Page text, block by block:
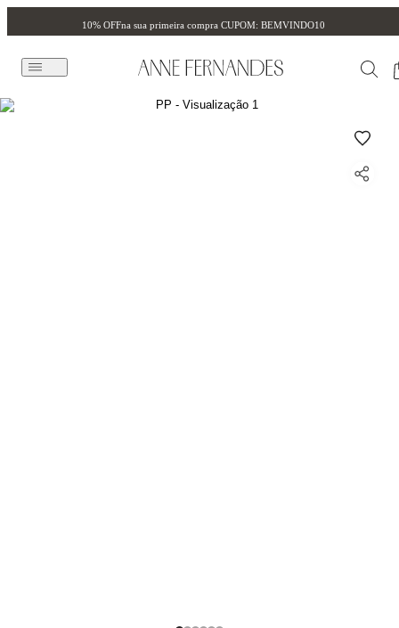
10% OFFna sua primeira compra CUPOM: BEMVINDO10